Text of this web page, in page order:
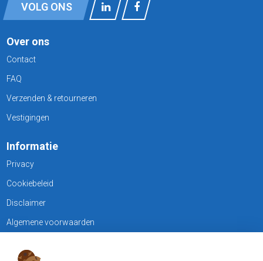
VOLG ONS
Over ons
Contact
FAQ
Verzenden & retourneren
Vestigingen
Informatie
Privacy
Cookiebeleid
Disclaimer
Algemene voorwaarden
KLANTENSERVICE